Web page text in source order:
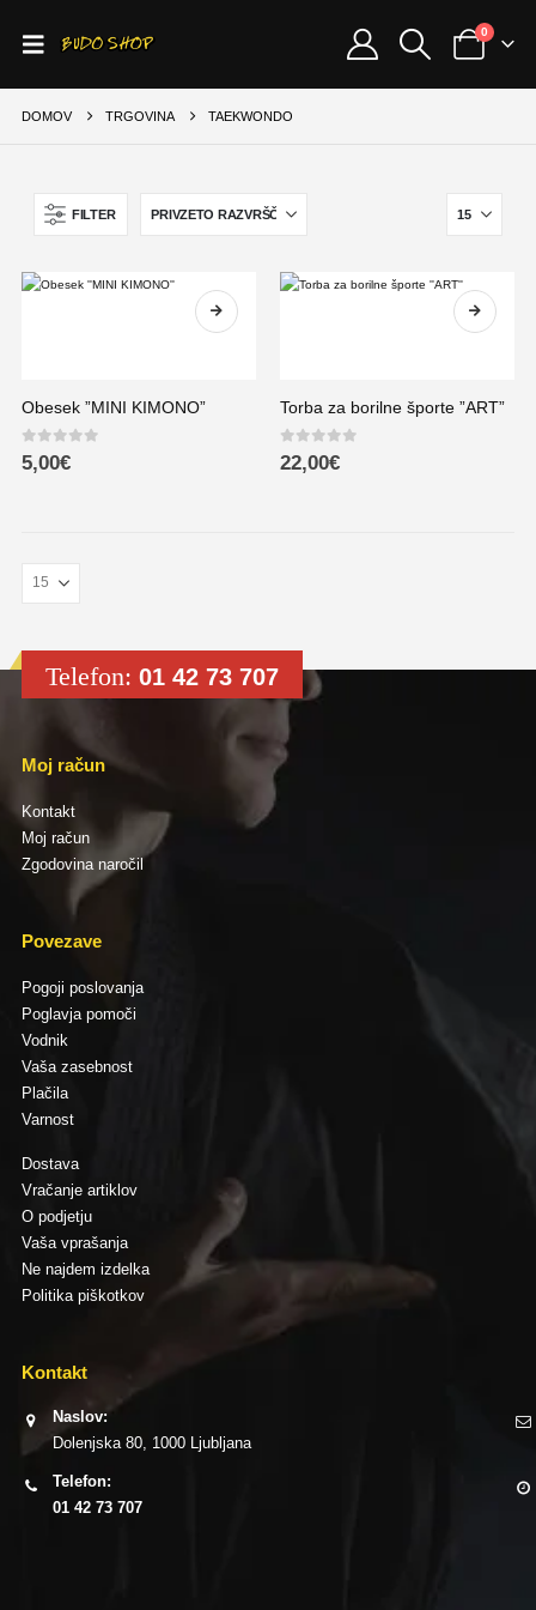
0
DOMOV TRGOVINA TAEKWONDO
FILTER
Obesek ”MINI KIMONO”
0out of 5
5,00€
Torba za borilne športe ”ART”
0out of 5
22,00€
Telefon: 01 42 73 707
Moj račun
Kontakt
Moj račun
Zgodovina naročil
Povezave
Pogoji poslovanja
Poglavja pomoči
Vodnik
Vaša zasebnost
Plačila
Varnost
Dostava
Vračanje artiklov
O podjetju
Vaša vprašanja
Ne najdem izdelka
Politika piškotkov
Kontakt
Naslov:
Dolenjska 80, 1000 Ljubljana
Telefon:
01 42 73 707